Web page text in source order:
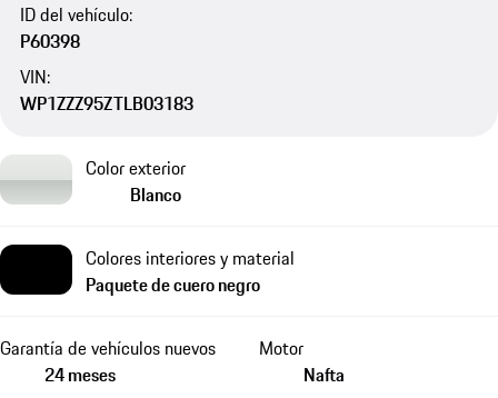
ID del vehículo:
P60398
VIN:
WP1ZZZ95ZTLB03183
Color exterior
Blanco
Colores interiores y material
Paquete de cuero negro
Garantía de vehículos nuevos
24 meses
Motor
Nafta